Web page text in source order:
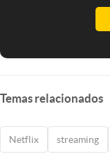
Temas relacionados
Netflix streaming